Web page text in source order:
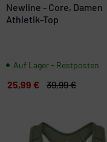
Newline - Core, Damen
Athletik-Top
Auf Lager - Restposten
25,99 € 39,99 €